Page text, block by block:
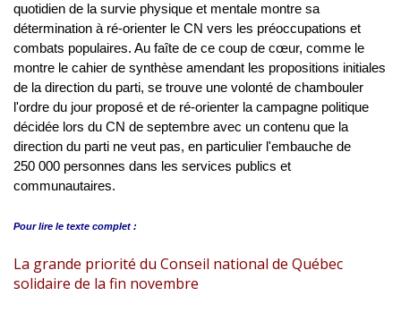
quotidien de la survie physique et mentale montre sa
détermination à ré-orienter le CN vers les préoccupations et
combats populaires. Au faîte de ce coup de cœur, comme le
montre le cahier de synthèse amendant les propositions initiales
de la direction du parti, se trouve une volonté de chambouler
l'ordre du jour proposé et de ré-orienter la campagne politique
décidée lors du CN de septembre avec un contenu que la
direction du parti ne veut pas, en particulier l'embauche de
250 000 personnes dans les services publics et
communautaires.
Pour lire le texte complet :
La grande priorité du Conseil national de Québec
solidaire de la fin novembre